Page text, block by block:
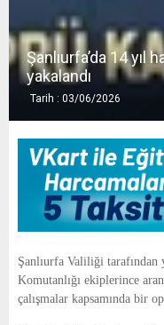
A
E
N
Şanlıurfa’da 14 yıl
yakalandı
Tarih : 03/06/2026
Şanlıurfa Valiliği tarafından
Komutanlığı ekiplerince
çalışmalar kapsamında bir